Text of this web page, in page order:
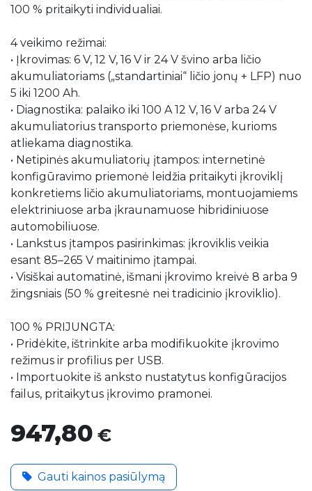
100 % pritaikyti individualiai.
4 veikimo režimai:
• Įkrovimas: 6 V, 12 V, 16 V ir 24 V švino arba ličio
akumuliatoriams („standartiniai“ ličio jonų + LFP) nuo
5 iki 1200 Ah.
• Diagnostika: palaiko iki 100 A 12 V, 16 V arba 24 V
akumuliatorius transporto priemonėse, kurioms
atliekama diagnostika.
• Netipinės akumuliatorių įtampos: internetinė
konfigūravimo priemonė leidžia pritaikyti įkroviklį
konkretiems ličio akumuliatoriams, montuojamiems
elektriniuose arba įkraunamuose hibridiniuose
automobiliuose.
• Lankstus įtampos pasirinkimas: įkroviklis veikia
esant 85–265 V maitinimo įtampai.
• Visiškai automatinė, išmani įkrovimo kreivė 8 arba 9
žingsniais (50 % greitesnė nei tradicinio įkroviklio).
100 % PRIJUNGTA:
• Pridėkite, ištrinkite arba modifikuokite įkrovimo
režimus ir profilius per USB.
• Importuokite iš anksto nustatytus konfigūracijos
failus, pritaikytus įkrovimo pramonei.
947,80 €
Gauti kainos pasiūlymą